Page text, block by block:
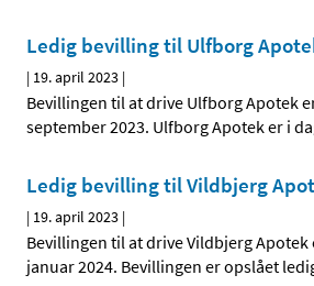
Ledig bevilling til Ulfborg
| 19. april 2023 |
Bevillingen til at drive Ulfborg Apotek
september 2023. Ulfborg Apotek er i
Ledig bevilling til Vildbjerg
| 19. april 2023 |
Bevillingen til at drive Vildbjerg Apotek
januar 2024. Bevillingen er opslået